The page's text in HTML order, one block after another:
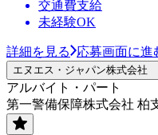
交通費支給
未経験OK
詳細を見る 応募画面に進
エヌエス・ジャパン株式会社
アルバイト・パート
第一警備保障株式会社 柏